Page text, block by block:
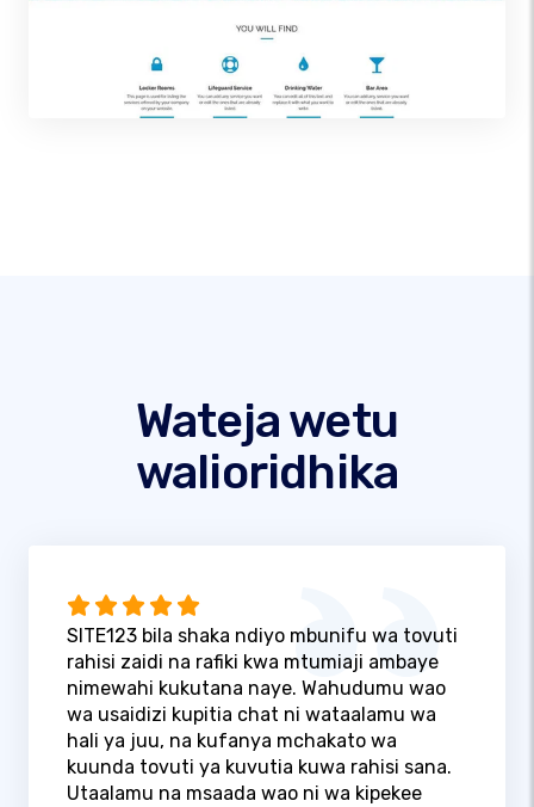
Wateja wetu
walioridhika
SITE123 bila shaka ndiyo mbunifu wa tovuti
rahisi zaidi na rafiki kwa mtumiaji ambaye
nimewahi kukutana naye. Wahudumu wao
wa usaidizi kupitia chat ni wataalamu wa
hali ya juu, na kufanya mchakato wa
kuunda tovuti ya kuvutia kuwa rahisi sana.
Utaalamu na msaada wao ni wa kipekee